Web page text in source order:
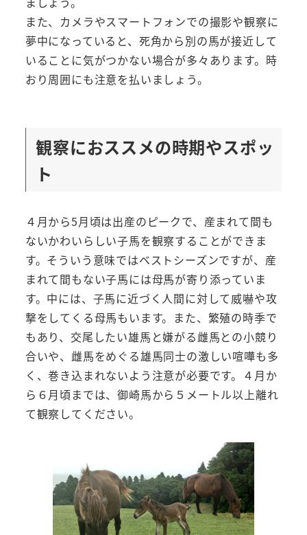
また、カメラやスマートフォンでの撮影や観察に
夢中になっていると、死角から別の馬が接近して
いることに気がつかない場合が多々あります。時
おり周囲にも注意を払いましょう。
観察におススメの時期やスポッ
ト
４月から5月頃は出産のピークで、産まれて間も
ないかわいらしい子馬を観察することができま
す。そういう意味ではベストシーズンですが、産
まれて間もない子馬には母馬が寄り添っていま
す。中には、子馬に近づく人間に対して威嚇や攻
撃をしてくる母馬もいます。また、繁殖の時季で
もあり、交尾したい雄馬と嫌がる雌馬との小競り
合いや、雌馬をめぐる雄馬同士の激しい喧嘩も多
く、巻き込まれないよう注意が必要です。４月か
ら６月頃までは、御崎馬から５メートル以上離れ
て観察してください。